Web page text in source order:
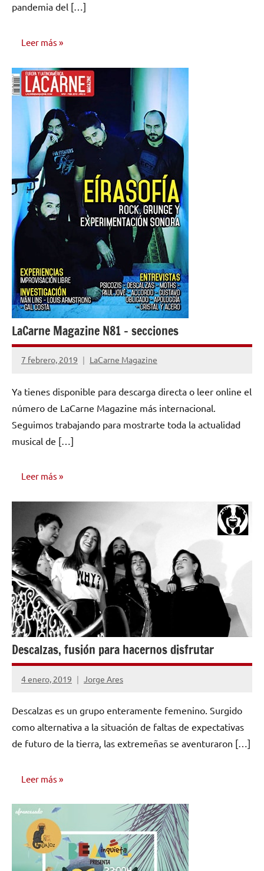
pandemia del […]
Leer más
INVESTIGACIÓN
MUSICAL
LaCarne Magazine N81 – secciones
7 febrero, 2019 LaCarne Magazine
No
comentarios
Ya tienes disponible para descarga directa o leer online el
número de LaCarne Magazine más internacional.
Seguimos trabajando para mostrarte toda la actualidad
musical de […]
Leer más
NÚMEROS
PUBLICADOS
Descalzas, fusión para hacernos disfrutar
4 enero, 2019 Jorge Ares
No
comentarios
Descalzas es un grupo enteramente femenino. Surgido
como alternativa a la situación de faltas de expectativas
de futuro de la tierra, las extremeñas se aventuraron […]
Leer más
ENTREVISTAS